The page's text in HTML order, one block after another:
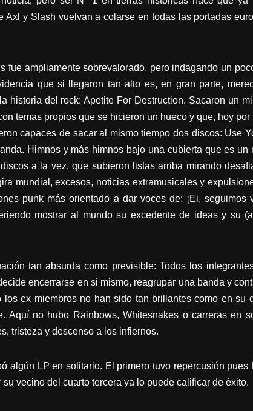
Axl y Slash vuelvan a colarse en todas las portadas
fue ampliamente sobrevalorado, pero indagando un
que si llegaron tan alto es, en gran parte,
historia del rock: Apetite For Destruction. Sacaron un
temas propios que se hicieron un hueco y que, hoy
capaces de sacar al mismo tiempo dos discos: Use
Himnos y más himnos bajo una cubierta que es un
a la vez, que subieron listas arriba mirando
mundial, excesos, noticias extramusicales y
punk más orientado a dar voces de: ¡Ei, seguimos
mostrar al mundo su excedente de ideas y su
tan absurda como previsible: Todos los
encerrarse en si mismo, reagrupar una banda y
ex miembros no han sido tan brillantes como en su
Aquí no hubo Rainbows, Whitesnakes o carreras en
tristeza y descenso a los infiernos.
algún LP en solitario. El primero tuvo repercusión pues
vecino del cuarto tercera ya lo puede calificar de éxito.